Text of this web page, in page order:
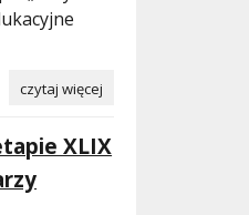
czytaj więcej
XLIX